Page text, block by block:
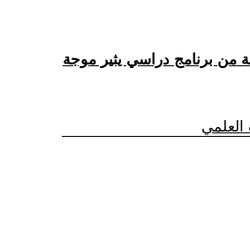
من برنامج دراسي يثير موجة
العلمي